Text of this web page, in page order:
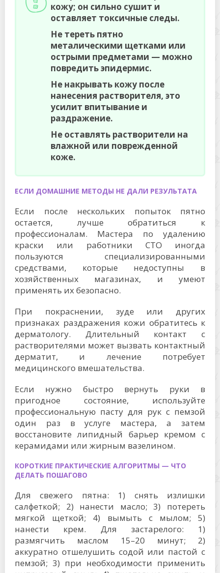
кожу; он сильно сушит и
оставляет токсичные следы.
Не тереть пятно
металическими щетками или
острыми предметами — можно
повредить эпидермис.
Не накрывать кожу после
нанесения растворителя, это
усилит впитывание и
раздражение.
Не оставлять растворители на
влажной или поврежденной
коже.
ЕСЛИ ДОМАШНИЕ МЕТОДЫ НЕ ДАЛИ РЕЗУЛЬТАТА
Если после нескольких попыток пятно
остается, лучше обратиться к
профессионалам. Мастера по удалению
краски или работники СТО иногда
пользуются специализированными
средствами, которые недоступны в
хозяйственных магазинах, и умеют
применять их безопасно.
При покраснении, зуде или других
признаках раздражения кожи обратитесь к
дерматологу. Длительный контакт с
растворителями может вызвать контактный
дерматит, и лечение потребует
медицинского вмешательства.
Если нужно быстро вернуть руки в
пригодное состояние, используйте
профессиональную пасту для рук с пемзой
один раз в услуге мастера, а затем
восстановите липидный барьер кремом с
керамидами или жирным вазелином.
КОРОТКИЕ ПРАКТИЧЕСКИЕ АЛГОРИТМЫ — ЧТО
ДЕЛАТЬ ПОШАГОВО
Для свежего пятна: 1) снять излишки
салфеткой; 2) нанести масло; 3) потереть
мягкой щеткой; 4) вымыть с мылом; 5)
нанести крем. Для застарелого: 1)
размягчить маслом 15–20 минут; 2)
аккуратно отшелушить содой или пастой с
пемзой; 3) при необходимости применить